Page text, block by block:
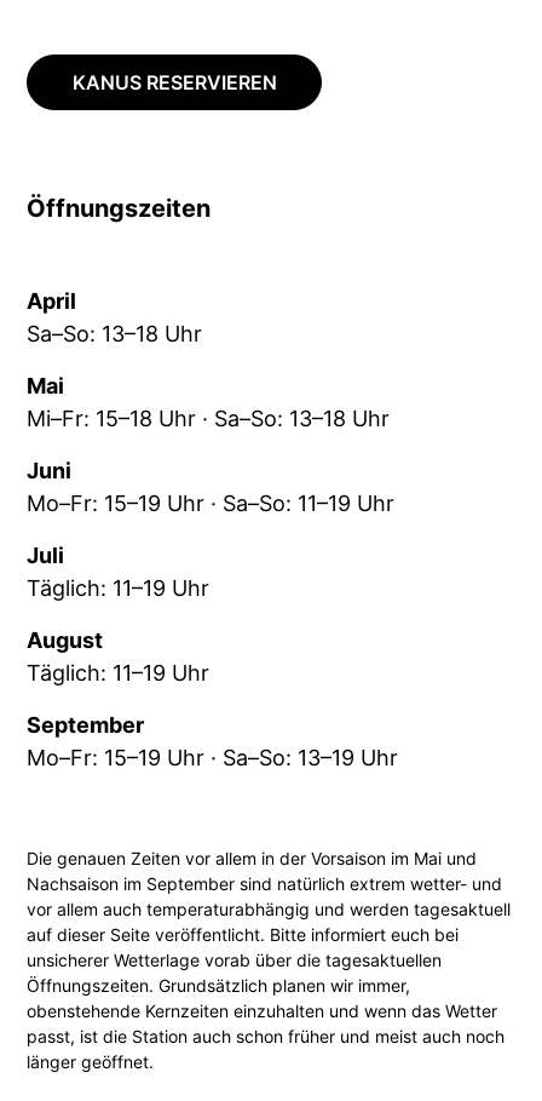
KANUS RESERVIEREN
Öffnungszeiten
April
Sa–So: 13–18 Uhr
Mai
Mi–Fr: 15–18 Uhr · Sa–So: 13–18 Uhr
Juni
Mo–Fr: 15–19 Uhr · Sa–So: 11–19 Uhr
Juli
Täglich: 11–19 Uhr
August
Täglich: 11–19 Uhr
September
Mo–Fr: 15–19 Uhr · Sa–So: 13–19 Uhr
Die genauen Zeiten vor allem in der Vorsaison im Mai und
Nachsaison im September sind natürlich extrem wetter- und
vor allem auch temperaturabhängig und werden tagesaktuell
auf dieser Seite veröffentlicht. Bitte informiert euch bei
unsicherer Wetterlage vorab über die tagesaktuellen
Öffnungszeiten. Grundsätzlich planen wir immer,
obenstehende Kernzeiten einzuhalten und wenn das Wetter
passt, ist die Station auch schon früher und meist auch noch
länger geöffnet.